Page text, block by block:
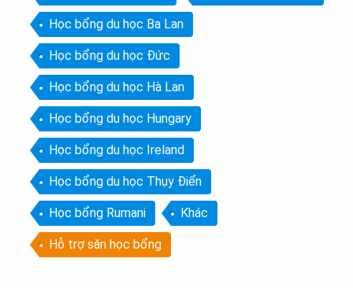
Học bổng du học Ba Lan
Học bổng du học Đức
Học bổng du học Hà Lan
Học bổng du học Hungary
Học bổng du học Ireland
Học bổng du học Thụy Điển
Học bổng Rumani Khác
Hỗ trợ săn học bổng